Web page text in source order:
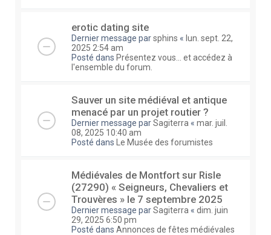
erotic dating site
Dernier message parsphins « lun. sept. 22,
2025 2:54 am
Posté dans Présentez vous... et accédez à
l'ensemble du forum.
Sauver un site médiéval et antique
menacé par un projet routier ?
Dernier message parSagiterra « mar. juil.
08, 2025 10:40 am
Posté dans
Le Musée des forumistes
Médiévales de Montfort sur Risle
(27290) « Seigneurs, Chevaliers et
Trouvères » le 7 septembre 2025
Dernier message parSagiterra « dim. juin
29, 2025 6:50 pm
Posté dans Annonces de fêtes médiévales